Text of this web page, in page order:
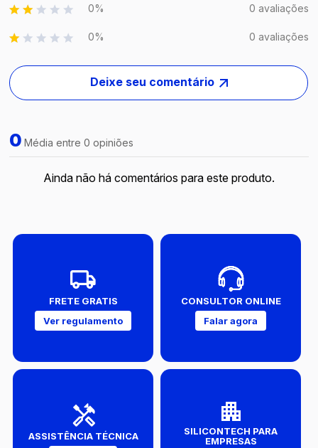
0 Média entre 0 opiniões
Ainda não há comentários para este produto.
0% 0 avaliações
0% 0 avaliações
Deixe seu comentário
FRETE GRATIS
Ver regulamento
CONSULTOR ONLINE
Falar agora
ASSISTÊNCIA TÉCNICA
SILICONTECH PARA
EMPRESAS